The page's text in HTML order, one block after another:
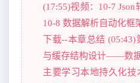
(17:55)视频：10-7 Json
10-8 数据解析自动化框
下载--本章总结
与缓存结构设计——数
主要学习本地持久化